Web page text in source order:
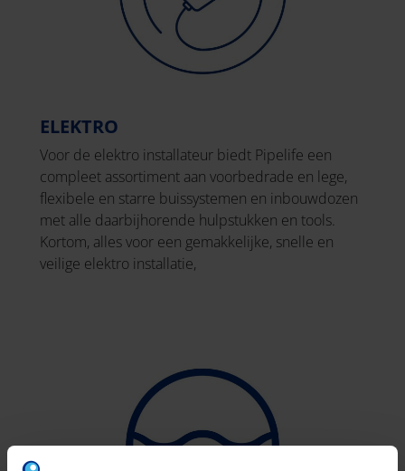
ELEKTRO
Voor de elektro installateur biedt Pipelife een
compleet assortiment aan voorbedrade en lege,
flexibele en starre buissystemen en inbouwdozen
met alle daarbijhorende hulpstukken en tools.
Kortom, alles voor een gemakkelijke, snelle en
veilige elektro installatie,